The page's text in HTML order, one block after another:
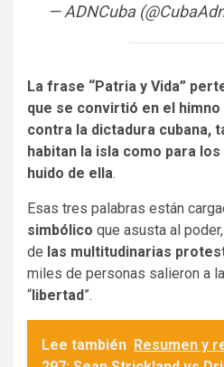
— ADNCuba
La frase “Patria y Vida”
que se convirtió en el
contra la dictadura cubana,
habitan la isla como para
huido de ella.
Esas tres palabras están
simbólico que asusta al
de las multitudinarias
miles de personas salieron a
“libertad”.
Lee también Resumen y